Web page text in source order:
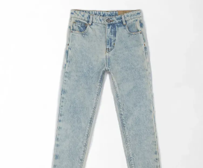
7.
8.
9 .
10.